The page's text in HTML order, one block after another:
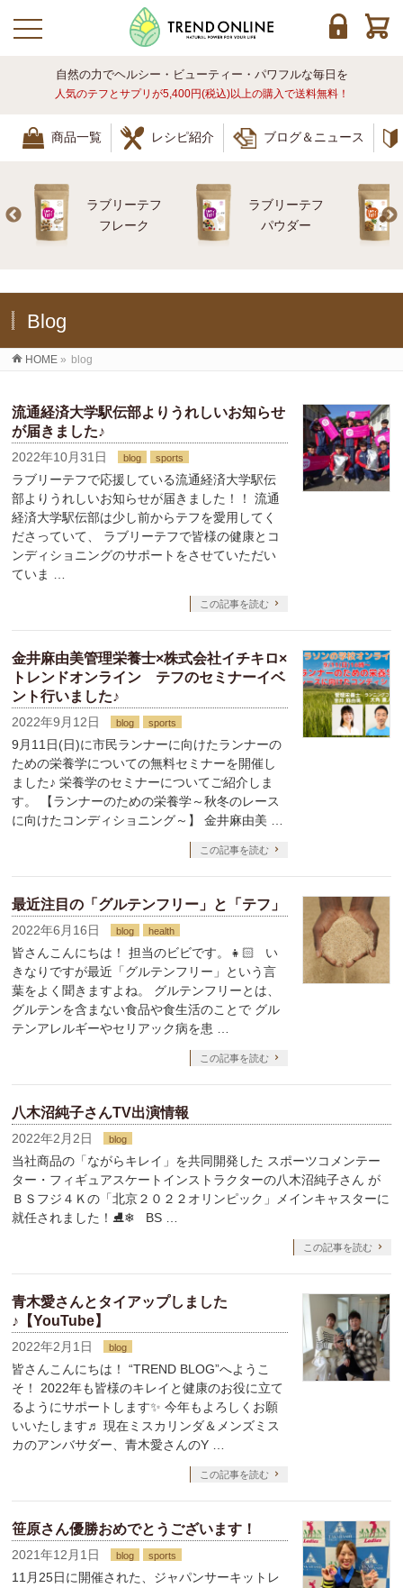
toggle navigation
自然の力でヘルシー・ビューティー・パワフルな毎日を
人気のテフとサプリが5,400円(税込)以上の購入で送料無料！
商品一覧 レシピ紹介 ブログ＆ニュース
ラブリーテフ
フレーク
ラブリーテフ
パウダー
Blog
HOME » blog
流通経済大学駅伝部よりうれしいお知らせ
が届きました♪
2022年10月31日 blog sports
ラブリーテフで応援している流通経済大学駅伝
部よりうれしいお知らせが届きました！！ 流通
経済大学駅伝部は少し前からテフを愛用してく
ださっていて、 ラブリーテフで皆様の健康とコ
ンディショニングのサポートをさせていただい
ていま …
この記事を読む
金井麻由美管理栄養士×株式会社イチキロ×
トレンドオンライン テフのセミナーイベ
ント行いました♪
2022年9月12日 blog sports
9月11日(日)に市民ランナーに向けたランナーの
ための栄養学についての無料セミナーを開催し
ました♪ 栄養学のセミナーについてご紹介しま
す。 【ランナーのための栄養学～秋冬のレース
に向けたコンディショニング～】 金井麻由美 …
この記事を読む
最近注目の「グルテンフリー」と「テフ」
2022年6月16日 blog health
皆さんこんにちは！ 担当のビビです。👧🏻 い
きなりですが最近「グルテンフリー」という言
葉をよく聞きますよね。 グルテンフリーとは、
グルテンを含まない食品や食生活のことで グル
テンアレルギーやセリアック病を患 …
この記事を読む
八木沼純子さんTV出演情報
2022年2月2日 blog
当社商品の「ながらキレイ」を共同開発した スポーツコメンテー
ター・フィギュアスケートインストラクターの八木沼純子さん が
ＢＳフジ４Ｋの「北京２０２２オリンピック」メインキャスターに
就任されました！⛸❄ BS …
この記事を読む
青木愛さんとタイアップしました
♪【YouTube】
2022年2月1日 blog
皆さんこんにちは！ “TREND BLOG”へようこ
そ！ 2022年も皆様のキレイと健康のお役に立て
るようにサポートします✨ 今年もよろしくお願
いいたします♬ 現在ミスカリンダ＆メンズミス
カのアンバサダー、青木愛さんのY …
この記事を読む
笹原さん優勝おめでとうございます！
2021年12月1日 blog sports
11月25日に開催された、ジャパンサーキットレ